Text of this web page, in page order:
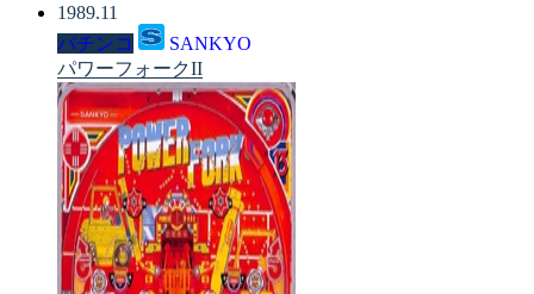
1989.11
パチンコ
SANKYO
パワーフォークII